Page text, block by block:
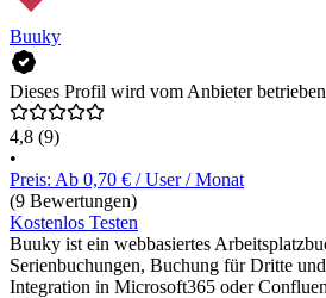
Buuky
Dieses Profil wird vom Anbieter betrieben
4,8 (9)
•
Preis: Ab 0,70 € / User / Monat
(9 Bewertungen)
Kostenlos Testen
Buuky ist ein webbasiertes
Serienbuchungen, Buchung für Dritte
Integration in Microsoft365 oder